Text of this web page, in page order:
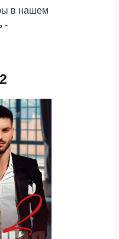
в нашем
-